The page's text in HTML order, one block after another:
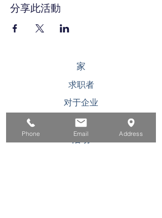
分享此活動
家
求职者
对于企业
为青年
活动
Phone Email Address